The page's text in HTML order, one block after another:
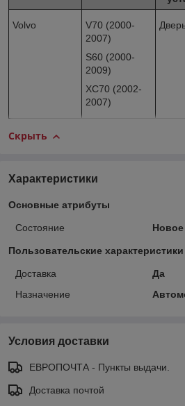
Volvo
V70 (2000-
2007)
S60 (2000-
2009)
XC70 (2002-
2007)
Скрыть
Характеристики
Основные атрибуты
Состояние Новое
Пользовательские характеристики
Доставка
Да
Назначение
Условия доставки
ЕВРОПОЧТА - Пункты выдачи.
Доставка почтой